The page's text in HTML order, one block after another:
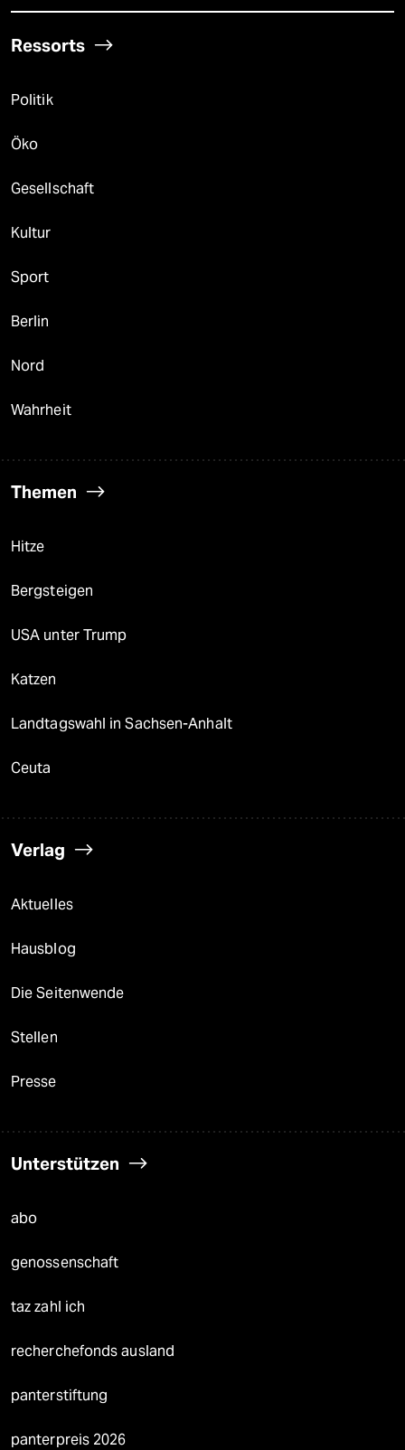
Ressorts
Politik
Öko
Gesellschaft
Kultur
Sport
Berlin
Nord
Wahrheit
Themen
Hitze
Bergsteigen
USA unter Trump
Katzen
Landtagswahl in Sachsen-Anhalt
Ceuta
Verlag
Aktuelles
Hausblog
Die Seitenwende
Stellen
Presse
Unterstützen
abo
genossenschaft
taz zahl ich
recherchefonds ausland
panterstiftung
panterpreis 2026